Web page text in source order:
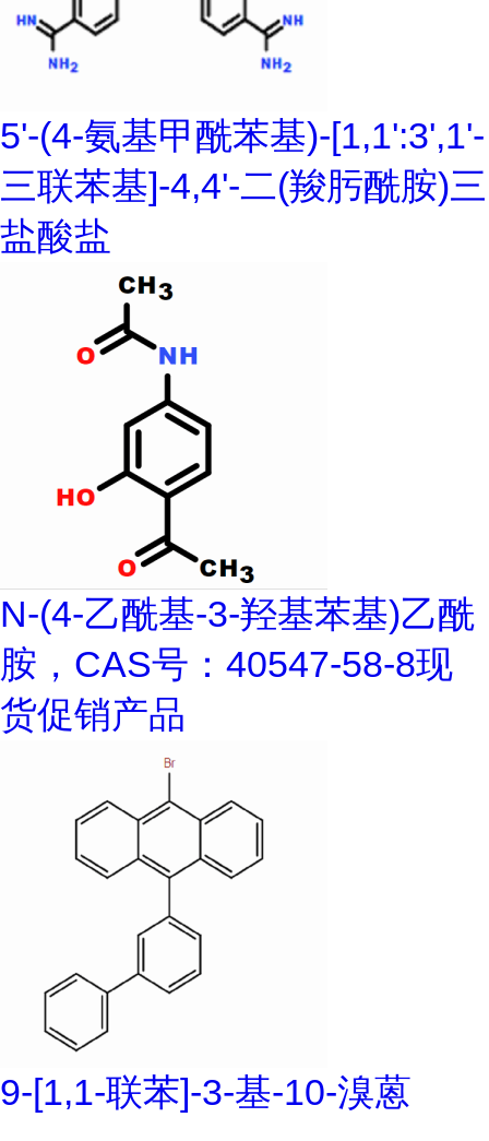
5'-(4-氨基甲酰苯基)-[1,1':3',1'-
三联苯基]-4,4'-二(羧肟酰胺)三
盐酸盐
N-(4-乙酰基-3-羟基苯基)乙酰
胺，CAS号：40547-58-8现
货促销产品
9-[1,1-联苯]-3-基-10-溴蒽